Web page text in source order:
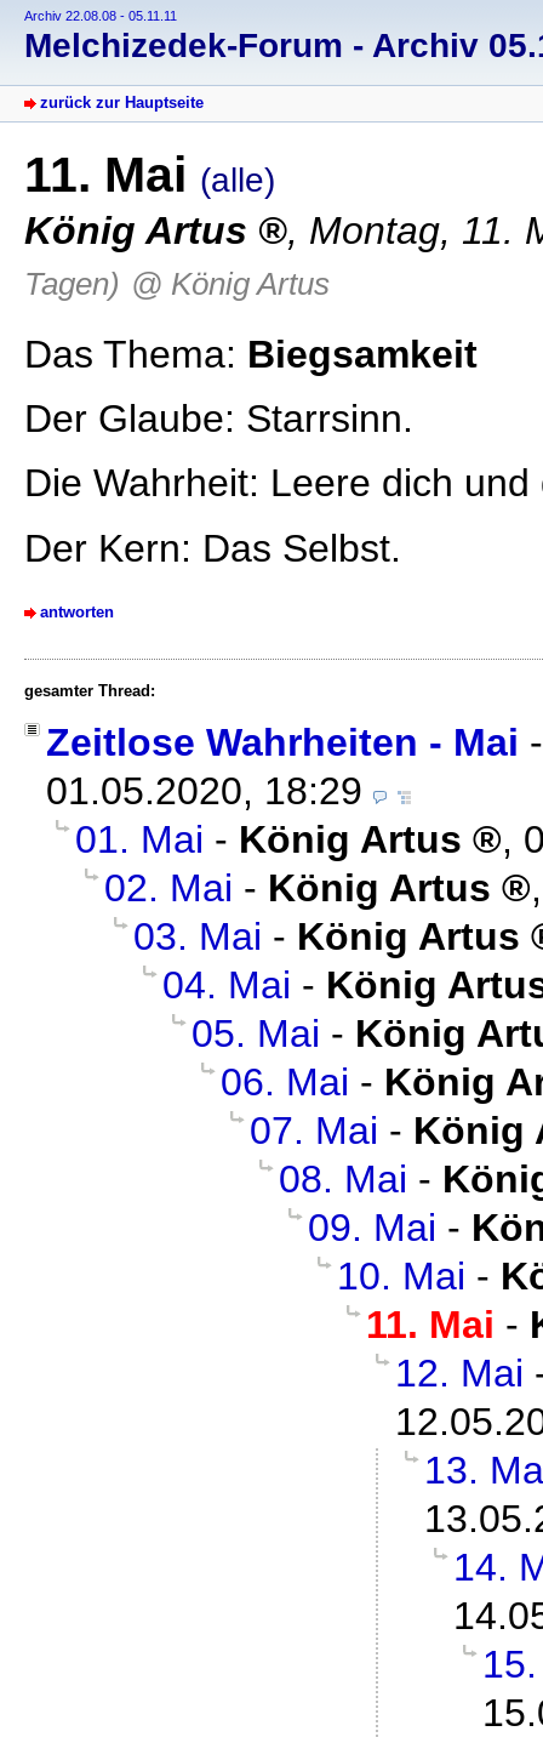
Archiv 22.08.08 - 05.11.11
Melchizedek-Forum - Archiv
zurück zur Hauptseite
11. Mai (alle)
König Artus , Montag, 11.
Tagen) @ König Artus
Das Thema: Biegsamkeit
Der Glaube: Starrsinn.
Die Wahrheit: Leere dich
Der Kern: Das Selbst.
antworten
gesamter Thread:
Zeitlose Wahrheiten - Mai
01.05.2020, 18:29
01. Mai - König Artus ,
02. Mai - König Artus
03. Mai - König Artus
04. Mai - König
05. Mai - König
06. Mai - König
07. Mai - König
08. Mai -
09. Mai -
10. Mai -
11. Mai -
12. Mai
13.
14.